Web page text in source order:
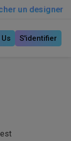
un designer
S'identifier